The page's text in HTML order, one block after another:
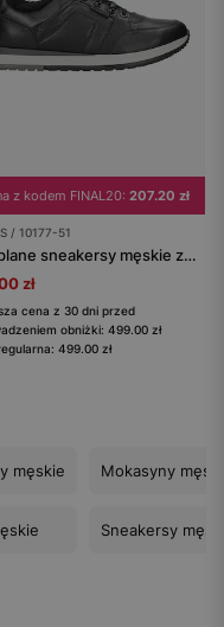
z kodem FINAL20: 207.20 zł
/ 10177-51
Ocieplane sneakersy męskie ze skóry licowej
zł
cena z 30 dni przed
obniżki: 499.00 zł
499.00 zł
męskie Mokasyny
Sneakersy